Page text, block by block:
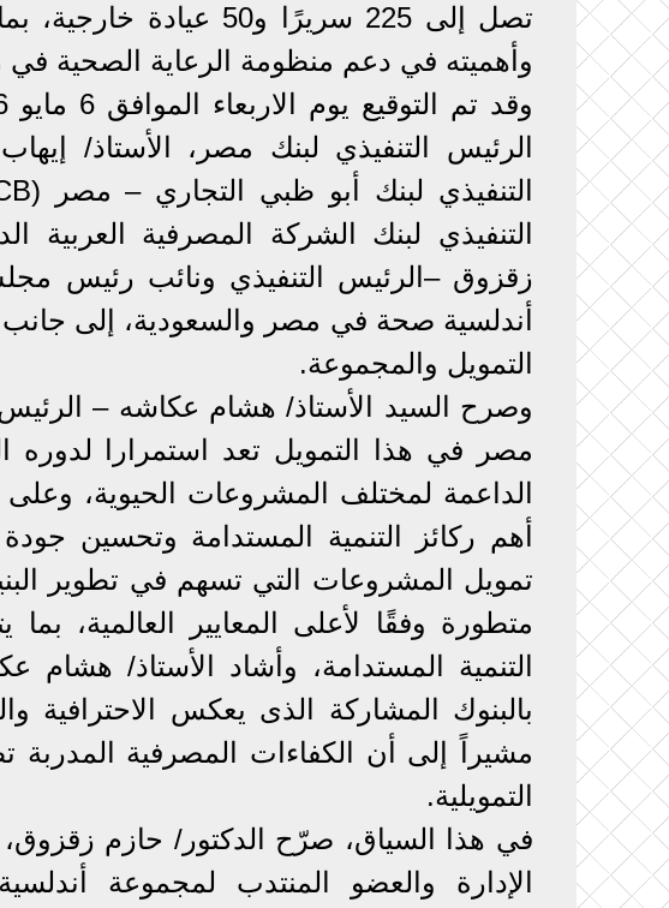
تصل إلى 225 سريرًا و50
وأهميته في دعم منظومة الرعاية الصحية
الرئيس التنفيذي لبنك مصر، الأستاذ/
زقزوق –الرئيس التنفيذي ونائب رئيس
أندلسية صحة في مصر والسعودية، إلى
التمويل والمجموعة.
وصرح السيد الأستاذ/ هشام عكاشه –
مصر في هذا التمويل تعد استمرارا لدوره
الداعمة لمختلف المشروعات الحيوية،
أهم ركائز التنمية المستدامة وتحسين
تمويل المشروعات التي تسهم في تطوير
التنمية المستدامة، وأشاد الأستاذ/ هشام
بالبنوك المشاركة الذى يعكس الاحترافية
مشيراً إلى أن الكفاءات المصرفية
التمويلية.
في هذا السياق، صرّح الدكتور/ حازم
الإدارة والعضو المنتدب لمجموعة